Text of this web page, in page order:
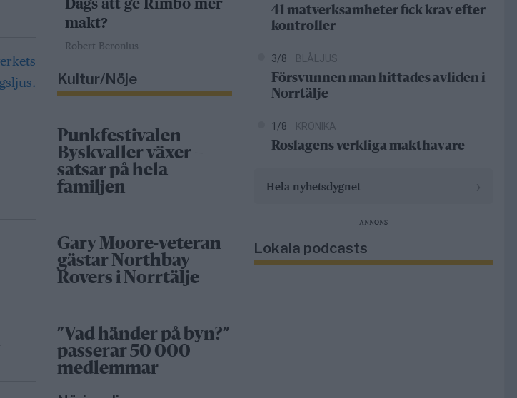
Dags att ge Rimbo mer
makt?
Robert Beronius
Kultur/Nöje
Punkfestivalen
Byskvaller växer –
satsar på hela
familjen
Gary Moore-veteran
gästar Northbay
Rovers i Norrtälje
”Vad händer på byn?”
passerar 50 000
medlemmar
41 matverksamheter fick krav efter
kontroller
3/8 BLÅLJUS
Försvunnen man hittades avliden i
Norrtälje
1/8 KRÖNIKA
Roslagens verkliga makthavare
Hela nyhetsdygnet
ANNONS
Lokala podcasts